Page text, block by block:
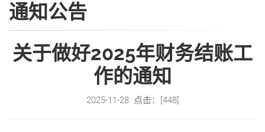
通知公告
关于做好2025年财务结账工
作的通知
2025-11-28 点击：[448]